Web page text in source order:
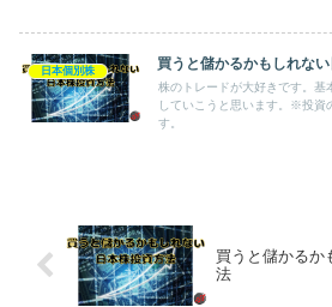
日本個別株 買うと儲かるかもしれな
株のトレードが大好きです。基
していこうと思います。※投資
す。
買うと儲かるか
法